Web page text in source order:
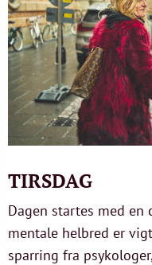
TIRSDAG
Dagen startes med en
mentale helbred er
sparring fra